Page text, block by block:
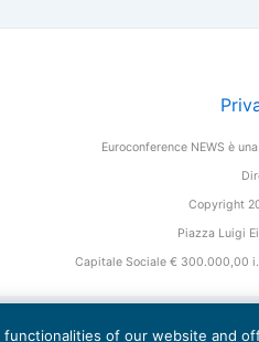
Euroconference NEWS è
Copyright
Piazza Luigi
Capitale Sociale € 300.000,00
of our website and